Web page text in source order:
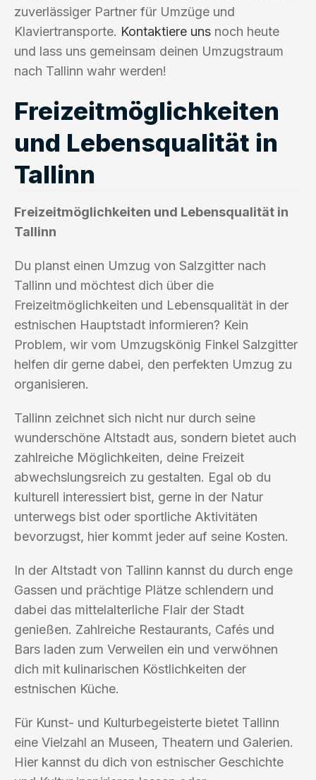
zuverlässiger Partner für Umzüge und
Klaviertransporte. Kontaktiere uns noch heute
und lass uns gemeinsam deinen Umzugstraum
nach Tallinn wahr werden!
Freizeitmöglichkeiten
und Lebensqualität in
Tallinn
Freizeitmöglichkeiten und Lebensqualität in
Tallinn
Du planst einen Umzug von Salzgitter nach
Tallinn und möchtest dich über die
Freizeitmöglichkeiten und Lebensqualität in der
estnischen Hauptstadt informieren? Kein
Problem, wir vom Umzugskönig Finkel Salzgitter
helfen dir gerne dabei, den perfekten Umzug zu
organisieren.
Tallinn zeichnet sich nicht nur durch seine
wunderschöne Altstadt aus, sondern bietet auch
zahlreiche Möglichkeiten, deine Freizeit
abwechslungsreich zu gestalten. Egal ob du
kulturell interessiert bist, gerne in der Natur
unterwegs bist oder sportliche Aktivitäten
bevorzugst, hier kommt jeder auf seine Kosten.
In der Altstadt von Tallinn kannst du durch enge
Gassen und prächtige Plätze schlendern und
dabei das mittelalterliche Flair der Stadt
genießen. Zahlreiche Restaurants, Cafés und
Bars laden zum Verweilen ein und verwöhnen
dich mit kulinarischen Köstlichkeiten der
estnischen Küche.
Für Kunst- und Kulturbegeisterte bietet Tallinn
eine Vielzahl an Museen, Theatern und Galerien.
Hier kannst du dich von estnischer Geschichte